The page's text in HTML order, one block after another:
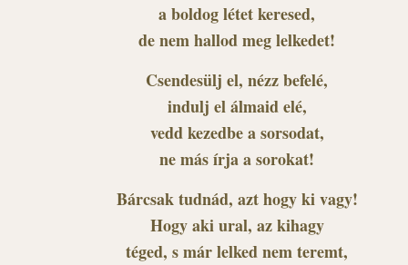
a boldog létet keresed,
de nem hallod meg lelkedet!
Csendesülj el, nézz befelé,
indulj el álmaid elé,
vedd kezedbe a sorsodat,
ne más írja a sorokat!
Bárcsak tudnád, azt hogy ki vagy!
Hogy aki ural, az kihagy
téged, s már lelked nem teremt,